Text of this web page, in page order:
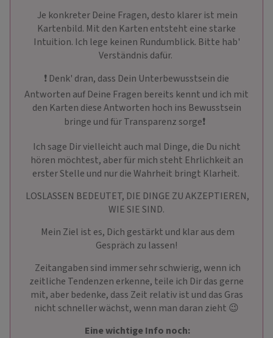
Je konkreter Deine Fragen, desto klarer ist mein
Kartenbild. Mit den Karten entsteht eine starke
Intuition. Ich lege keinen Rundumblick. Bitte hab'
Verständnis dafür.
❗ ️Denk' dran, dass Dein Unterbewusstsein die
Antworten auf Deine Fragen bereits kennt und ich mit
den Karten diese Antworten hoch ins Bewusstsein
bringe und für Transparenz sorge❗ ️
Ich sage Dir vielleicht auch mal Dinge, die Du nicht
hören möchtest, aber für mich steht Ehrlichkeit an
erster Stelle und nur die Wahrheit bringt Klarheit.
LOSLASSEN BEDEUTET, DIE DINGE ZU AKZEPTIEREN,
WIE SIE SIND.
Mein Ziel ist es, Dich gestärkt und klar aus dem
Gespräch zu lassen!
Zeitangaben sind immer sehr schwierig, wenn ich
zeitliche Tendenzen erkenne, teile ich Dir das gerne
mit, aber bedenke, dass Zeit relativ ist und das Gras
nicht schneller wächst, wenn man daran zieht 😉
Eine wichtige Info noch: